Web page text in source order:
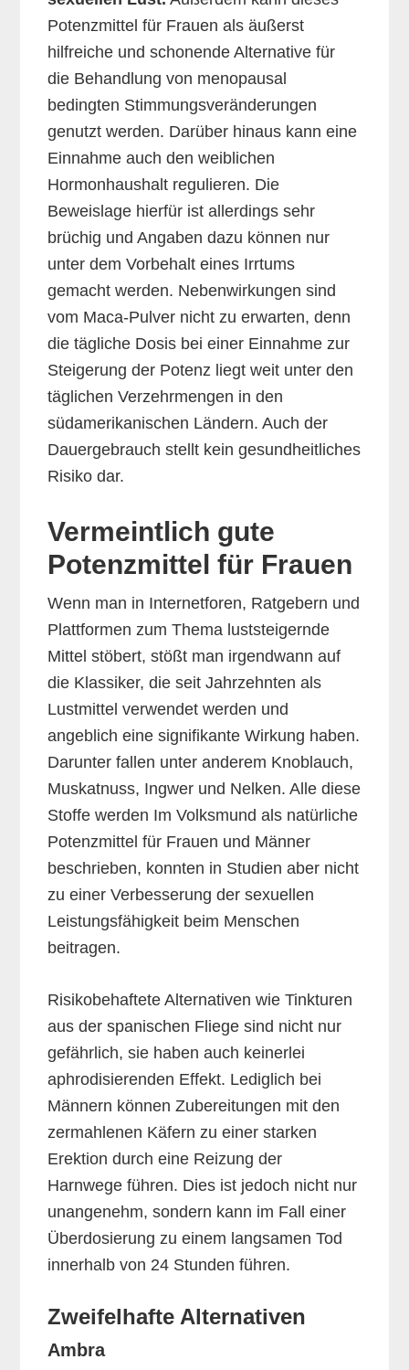
Potenzmittel für Frauen als äußerst
hilfreiche und schonende Alternative für
die Behandlung von menopausal
bedingten Stimmungsveränderungen
genutzt werden. Darüber hinaus kann eine
Einnahme auch den weiblichen
Hormonhaushalt regulieren. Die
Beweislage hierfür ist allerdings sehr
brüchig und Angaben dazu können nur
unter dem Vorbehalt eines Irrtums
gemacht werden. Nebenwirkungen sind
vom Maca-Pulver nicht zu erwarten, denn
die tägliche Dosis bei einer Einnahme zur
Steigerung der Potenz liegt weit unter den
täglichen Verzehrmengen in den
südamerikanischen Ländern. Auch der
Dauergebrauch stellt kein gesundheitliches
Risiko dar.
Vermeintlich gute
Potenzmittel für Frauen
Wenn man in Internetforen, Ratgebern und
Plattformen zum Thema luststeigernde
Mittel stöbert, stößt man irgendwann auf
die Klassiker, die seit Jahrzehnten als
Lustmittel verwendet werden und
angeblich eine signifikante Wirkung haben.
Darunter fallen unter anderem Knoblauch,
Muskatnuss, Ingwer und Nelken. Alle diese
Stoffe werden Im Volksmund als natürliche
Potenzmittel für Frauen und Männer
beschrieben, konnten in Studien aber nicht
zu einer Verbesserung der sexuellen
Leistungsfähigkeit beim Menschen
beitragen.
Risikobehaftete Alternativen wie Tinkturen
aus der spanischen Fliege sind nicht nur
gefährlich, sie haben auch keinerlei
aphrodisierenden Effekt. Lediglich bei
Männern können Zubereitungen mit den
zermahlenen Käfern zu einer starken
Erektion durch eine Reizung der
Harnwege führen. Dies ist jedoch nicht nur
unangenehm, sondern kann im Fall einer
Überdosierung zu einem langsamen Tod
innerhalb von 24 Stunden führen.
Zweifelhafte Alternativen
Ambra